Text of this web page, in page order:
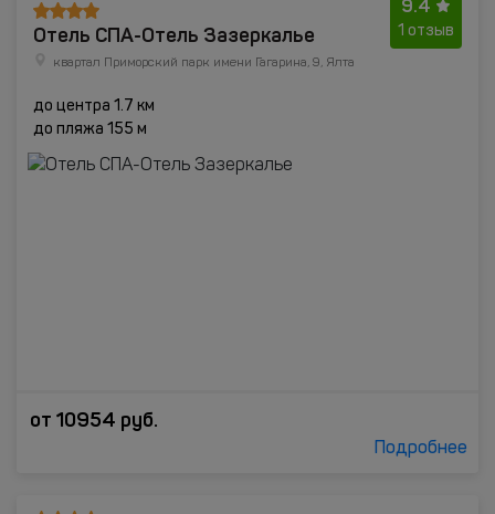
9.4
1 отзыв
Отель СПА-Отель Зазеркалье
квартал Приморский парк имени Гагарина, 9, Ялта
до центра 1.7 км
до пляжа 155 м
от 10954 руб.
Подробнее